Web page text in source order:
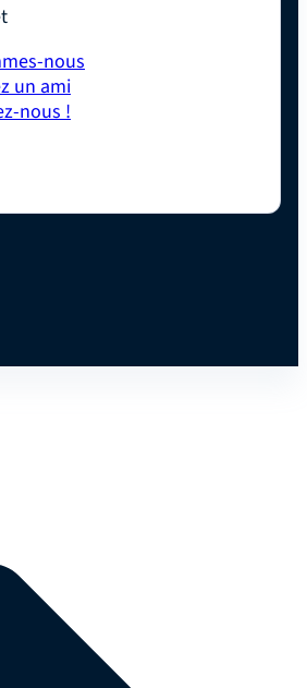
nous
un ami
nous !